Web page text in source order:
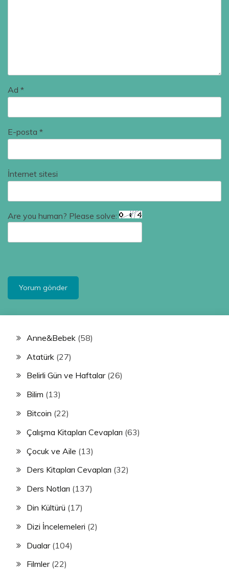
Ad *
E-posta *
İnternet sitesi
Are you human? Please solve:
Anne&Bebek (58)
Atatürk (27)
Belirli Gün ve Haftalar(26)
Bilim (13)
Bitcoin (22)
Çalışma Kitapları Cevapları (63)
Çocuk ve Aile (13)
Ders Kitapları Cevapları (32)
Ders Notları (137)
Din Kültürü (17)
Dizi İncelemeleri (2)
Dualar(104)
Filmler(22)